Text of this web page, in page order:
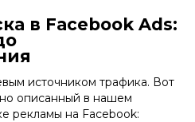
в Facebook Ads:
источником трафика. Вот
описанный в нашем
рекламы на Facebook: